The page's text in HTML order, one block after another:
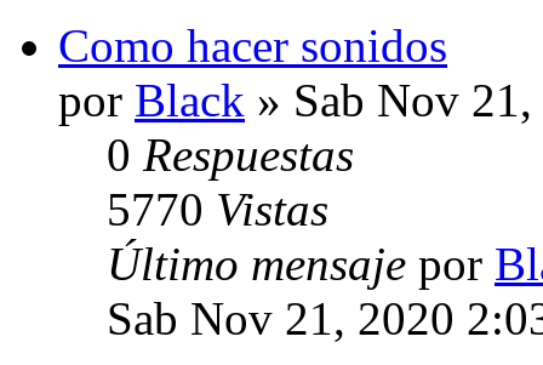
Como hacer sonidos
por Black » Sab Nov
0 Respuestas
5770 Vistas
Último mensaje por
Sab Nov 21, 2020